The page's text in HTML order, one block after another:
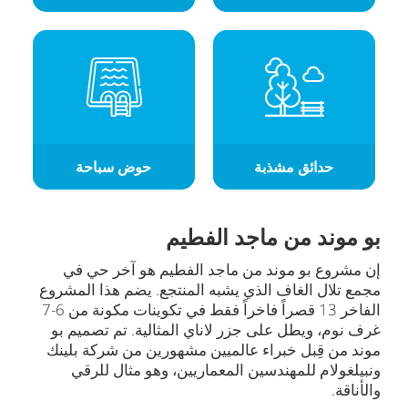
حوض سباحة حدائق مشذبة
بو موند من ماجد الفطيم
إن مشروع بو موند من ماجد الفطيم هو آخر حي في
مجمع تلال الغاف الذي يشبه المنتجع. يضم هذا المشروع
الفاخر 13 قصراً فاخراً فقط في تكوينات مكونة من 6-7
غرف نوم، ويطل على جزر لاناي المثالية. تم تصميم بو
موند من قِبل خبراء عالميين مشهورين من شركة بلينك
ونبيلغولام للمهندسين المعماريين، وهو مثال للرقي
والأناقة.